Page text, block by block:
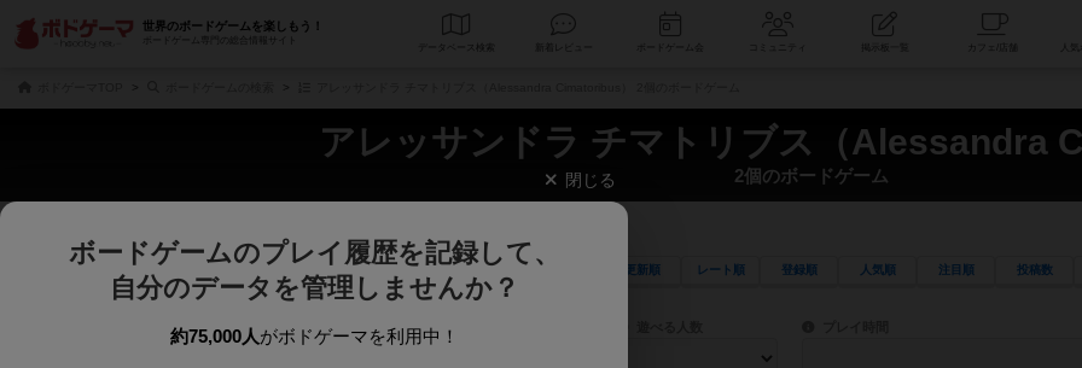
世界のボードゲームを楽しもう！
ボードゲーム専門の総合情報サイト
データベース コミュニティ
アレッサンドラ チマトリブス（Alessandra
2個のボードゲーム
じっくり表示 更新順 レート順 登録順 人気順 注目順 投稿数
商品名、商品説明文、デザイナー名、テーマ名、メカニクス名を対象にフリーワード検索ができます。
ゲームデザイナー名を指定して検索できます。
ゲームデザイナー 目安となる所要時間を指定することがで
閉じる
ボードゲームのプレイ履歴を記録して、
自分のデータを管理しませんか？
約75,000人がボドゲーマを利用中！